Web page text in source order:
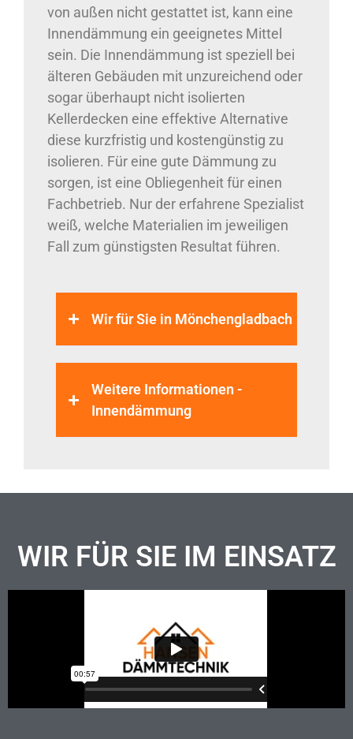
von außen nicht gestattet ist, kann eine
Innendämmung ein geeignetes Mittel
sein. Die Innendämmung ist speziell bei
älteren Gebäuden mit unzureichend oder
sogar überhaupt nicht isolierten
Kellerdecken eine effektive Alternative
diese kurzfristig und kostengünstig zu
isolieren. Für eine gute Dämmung zu
sorgen, ist eine Obliegenheit für einen
Fachbetrieb. Nur der erfahrene Spezialist
weiß, welche Materialien im jeweiligen
Fall zum günstigsten Resultat führen.
Wir für Sie in Mönchengladbach
Weitere Informationen -
Innendämmung
WIR FÜR SIE IM EINSATZ